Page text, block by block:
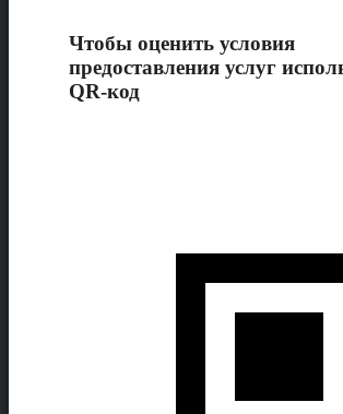
Чтобы оценить условия
предоставления услуг
QR-код